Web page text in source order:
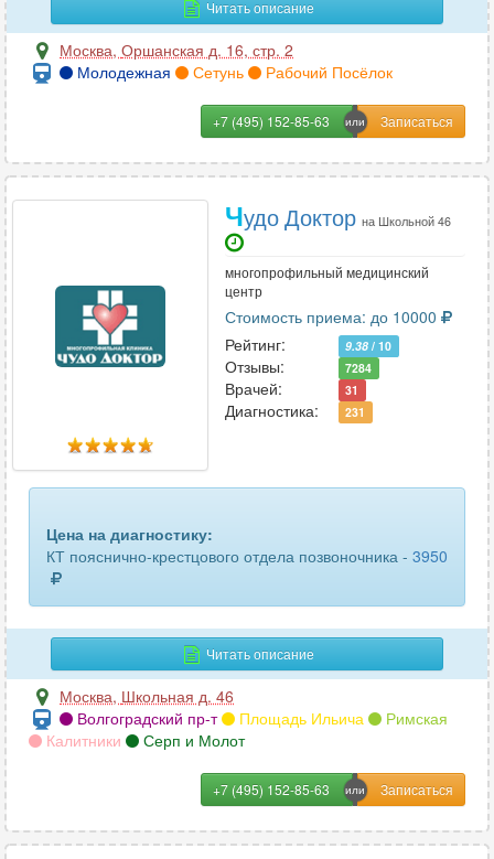
Читать описание
Москва, Оршанская д. 16, стр. 2
Молодежная
Сетунь Рабочий Посёлок
+7 (495) 152-85-63
Чудо Доктор на Школьной 46
многопрофильный медицинский
центр
Стоимость приема: до 10000
Рейтинг:
9.38 / 10
Отзывы: 7284
Врачей: 31
Диагностика: 231
Цена на диагностику:
КТ пояснично-крестцового отдела позвоночника - 3950
Читать описание
Москва, Школьная д. 46
Волгоградский пр-т
Площадь Ильича
Римская
Калитники
Серп и Молот
+7 (495) 152-85-63